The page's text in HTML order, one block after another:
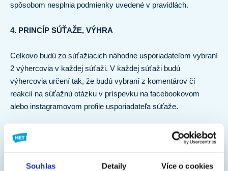
Souhlas Detaily Více o cookies
spôsobom nesplnia podmienky uvedené v pravidlách.
4. PRINCÍP SÚŤAŽE, VÝHRA
Celkovo budú zo súťažiacich náhodne usporiadateľom vybraní
2 výhercovia v každej súťaži. V každej súťaži budú
výhercovia určení tak, že budú vybraní z komentárov či
reakcií na súťažnú otázku v príspevku na facebookovom
alebo instagramovom profile usporiadateľa súťaže.
Súťažiaci sa môže súťaže zúčastniť aj viackrát, vyhrať však
môže iba jednu výhru.